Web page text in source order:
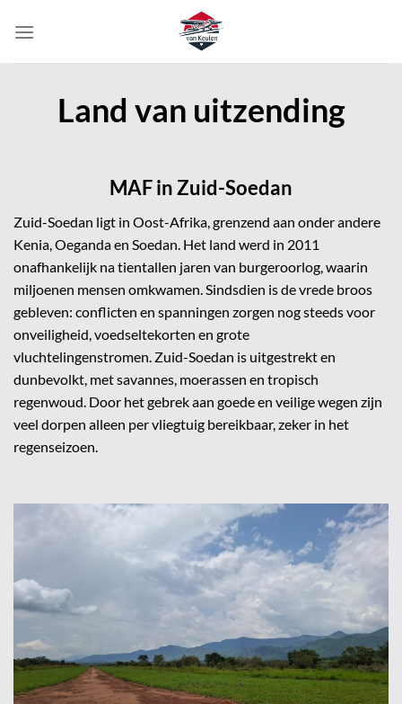
naar
Land van uitzending
MAF in Zuid-Soedan
Zuid-Soedan ligt in Oost-Afrika, grenzend aan onder andere
Kenia, Oeganda en Soedan. Het land werd in 2011
onafhankelijk na tientallen jaren van burgeroorlog, waarin
miljoenen mensen omkwamen. Sindsdien is de vrede broos
gebleven: conflicten en spanningen zorgen nog steeds voor
onveiligheid, voedseltekorten en grote
vluchtelingenstromen. Zuid-Soedan is uitgestrekt en
dunbevolkt, met savannes, moerassen en tropisch
regenwoud. Door het gebrek aan goedeen veiligewegen zijn
veel dorpen alleen per vliegtuig bereikbaar, zeker in het
regenseizoen.